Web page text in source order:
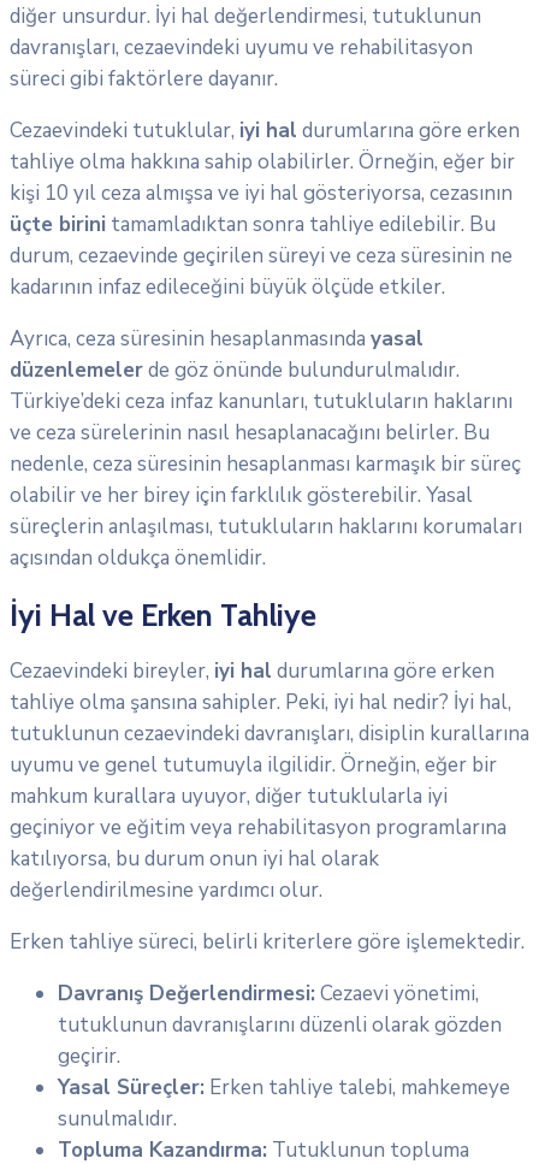
diğer unsurdur. İyi hal değerlendirmesi, tutuklunun
davranışları, cezaevindeki uyumu ve rehabilitasyon
süreci gibi faktörlere dayanır.
Cezaevindeki tutuklular, iyi hal durumlarına göre erken
tahliye olma hakkına sahip olabilirler. Örneğin, eğer bir
kişi 10 yıl ceza almışsa ve iyi hal gösteriyorsa, cezasının
üçte birini tamamladıktan sonra tahliye edilebilir. Bu
durum, cezaevinde geçirilen süreyi ve ceza süresinin ne
kadarının infaz edileceğini büyük ölçüde etkiler.
Ayrıca, ceza süresinin hesaplanmasında yasal
düzenlemelerde göz önünde bulundurulmalıdır.
Türkiye’deki ceza infaz kanunları, tutukluların haklarını
ve ceza sürelerinin nasıl hesaplanacağını belirler. Bu
nedenle, ceza süresinin hesaplanması karmaşık bir süreç
olabilir ve her birey için farklılık gösterebilir. Yasal
süreçlerin anlaşılması, tutukluların haklarını korumaları
açısından oldukça önemlidir.
İyi Hal ve Erken Tahliye
Cezaevindeki bireyler, iyi hal durumlarına göre erken
tahliye olma şansına sahipler. Peki, iyi hal nedir? İyi hal,
tutuklunun cezaevindeki davranışları, disiplin kurallarına
uyumu ve genel tutumuyla ilgilidir. Örneğin, eğer bir
mahkum kurallara uyuyor, diğer tutuklularla iyi
geçiniyor ve eğitim veya rehabilitasyon programlarına
katılıyorsa, bu durum onun iyi hal olarak
değerlendirilmesine yardımcı olur.
Erken tahliye süreci, belirli kriterlere göre işlemektedir.
Davranış Değerlendirmesi: Cezaevi yönetimi,
tutuklunun davranışlarını düzenli olarak gözden
geçirir.
Yasal Süreçler: Erken tahliye talebi, mahkemeye
sunulmalıdır.
Topluma Kazandırma: Tutuklunun topluma